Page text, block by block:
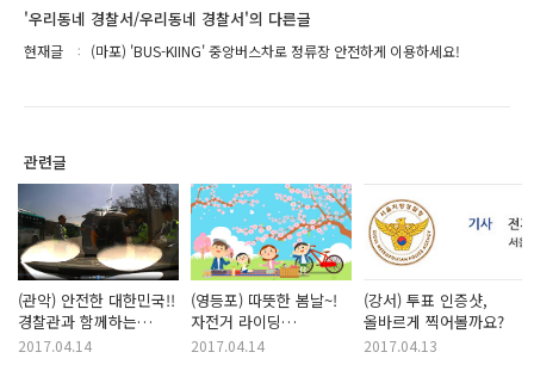
'우리동네 경찰서/우리동네 경찰서'의 다른글
현재글 (마포) 'BUS-KIING' 중앙버스차로 정류장 안전하게 이용하세요!
관련글
(관악) 안전한 대한민국!!
경찰관과 함께하는
2차사고 예방법
2017.04.14
(영등포) 따뜻한 봄날~!
자전거 라이딩
떠나신다구요??
2017.04.14
(강서) 투표 인증샷,
올바르게 찍어볼까요?
2017.04.13